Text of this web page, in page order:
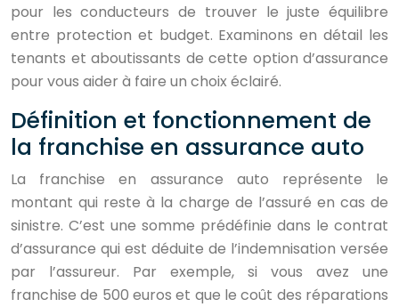
pour les conducteurs de trouver le juste équilibre
entre protection et budget. Examinons en détail les
tenants et aboutissants de cette option d’assurance
pour vous aider à faire un choix éclairé.
Définition et fonctionnement de
la franchise en assurance auto
La franchise en assurance auto représente le
montant qui reste à la charge de l’assuré en cas de
sinistre. C’est une somme prédéfinie dans le contrat
d’assurance qui est déduite de l’indemnisation versée
par l’assureur. Par exemple, si vous avez une
franchise de 500 euros et que le coût des réparations